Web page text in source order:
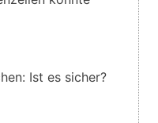
Ist es sicher?